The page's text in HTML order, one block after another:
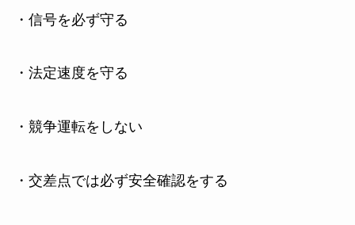
・信号を必ず守る
・法定速度を守る
・競争運転をしない
・交差点では必ず安全確認をする